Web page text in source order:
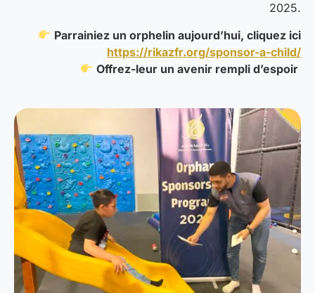
2025.
Parrainiez un orphelin aujourd’hui, cliquez ici
https://rikazfr.org/sponsor-a-child/
Offrez-leur un avenir rempli d’espoir